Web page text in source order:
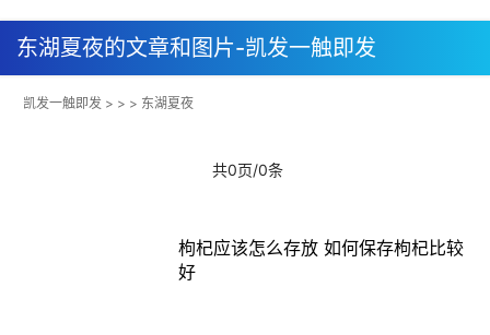
东湖夏夜的文章和图片-凯发一触即发
凯发一触即发 > > > 东湖夏夜
共0页/0条
枸杞应该怎么存放 如何保存枸杞比较
好